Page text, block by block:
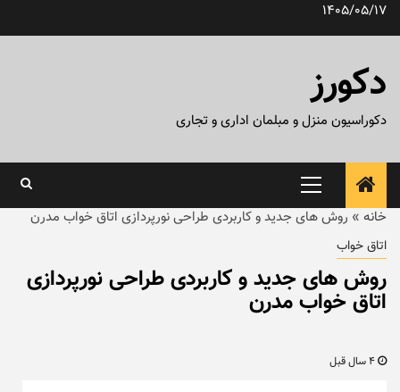
پرش1405/05/17
دکورز
دکوراسیون منزل و مبلمان اداری و تجاری
منوی
اصلی
خانه » روش های جدید و کاربردی طراحی نورپردازی اتاق خواب مدرن
اتاق خواب
روش های جدید و کاربردی طراحی نورپردازی
اتاق خواب مدرن